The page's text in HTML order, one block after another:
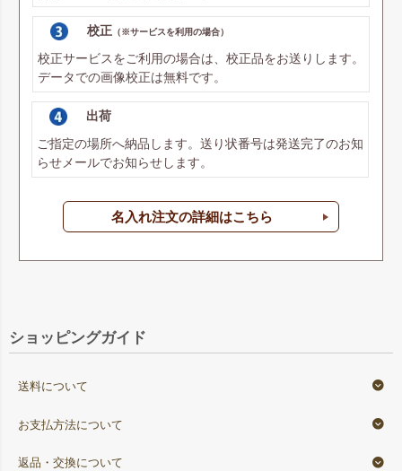
校正 （※サービスを利用の場合）
校正サービスをご利用の場合は、校正品をお送りします。
データでの画像校正は無料です。
出荷
ご指定の場所へ納品します。送り状番号は発送完了のお知
らせメールでお知らせします。
名入れ注文の詳細はこちら
ショッピングガイド
送料について
お支払方法について
返品・交換について